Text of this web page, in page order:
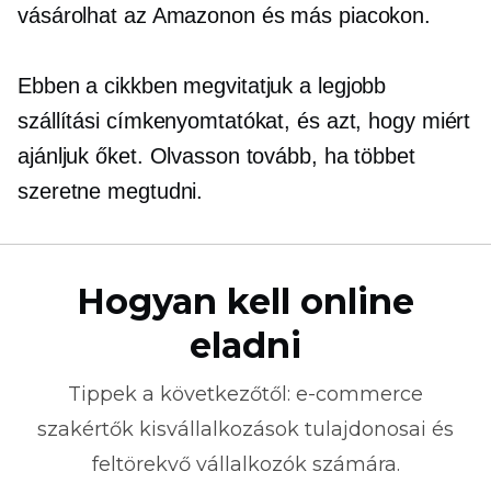
vásárolhat az Amazonon és más piacokon.
Ebben a cikkben megvitatjuk a legjobb
szállítási címkenyomtatókat, és azt, hogy miért
ajánljuk őket. Olvasson tovább, ha többet
szeretne megtudni.
Hogyan kell online
eladni
Tippek a következőtől: e-commerce
szakértők kisvállalkozások tulajdonosai és
feltörekvő vállalkozók számára.